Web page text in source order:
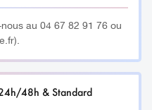
au 04 67 82 91 76 ou
48h & Standard